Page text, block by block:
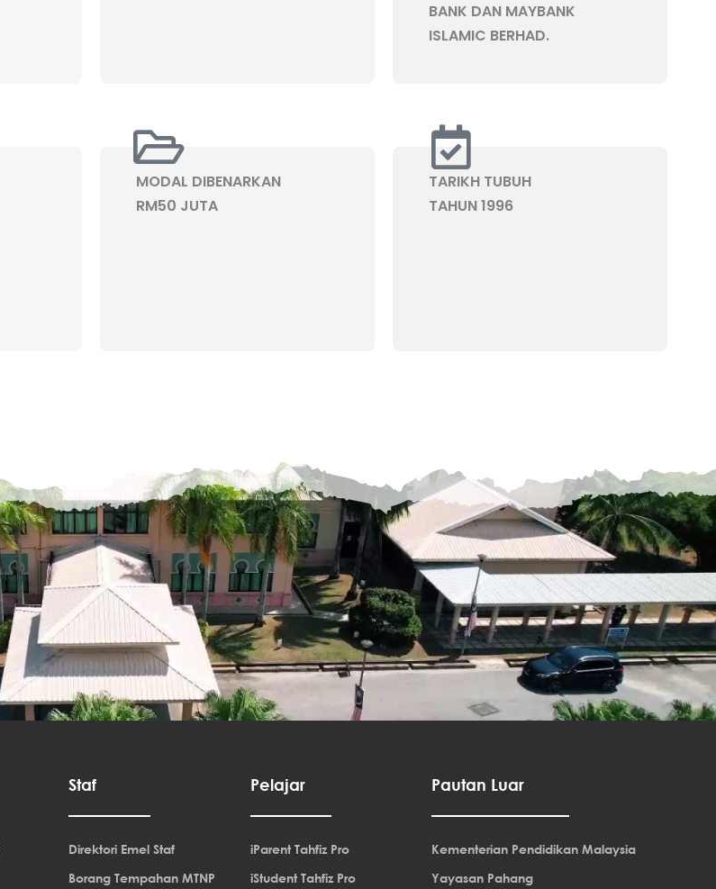
BANK DAN MAYBANK
ISLAMIC BERHAD.
MODAL DIBENARKAN
RM50 JUTA
TARIKH TUBUH
TAHUN 1996
Staf
Direktori Emel Staf
Borang Tempahan MTNP
Pelajar
iParent Tahfiz Pro
iStudent Tahfiz Pro
Pautan Luar
Kementerian Pendidikan Malaysia
Yayasan Pahang